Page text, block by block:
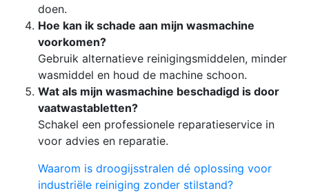
doen.
Hoe kan ik schade aan mijn wasmachine
voorkomen?
Gebruik alternatieve reinigingsmiddelen, minder
wasmiddel en houd de machine schoon.
Wat als mijn wasmachine beschadigd is door
vaatwastabletten?
Schakel een professionele reparatieservice in
voor advies en reparatie.
Waarom is droogijsstralen dé oplossing voor
industriële reiniging zonder stilstand?